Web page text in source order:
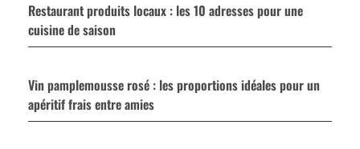
Restaurant produits locaux : les 10 adresses pour une
cuisine de saison
Vin pamplemousse rosé : les proportions idéales pour un
apéritif frais entre amies